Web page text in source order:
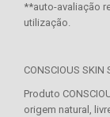
**auto-avaliação
utilização.
CONSCIOUS SKIN
Produto
origem natural,